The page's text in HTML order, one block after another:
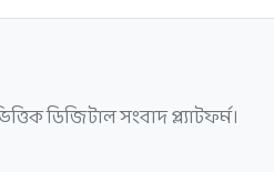
ডিজিটাল সংবাদ প্ল্যাটফর্ম।